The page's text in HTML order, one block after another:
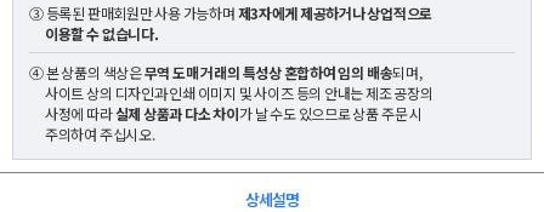
③ 등록된 판매회원만 사용 가능하며제3자에게 제공하거나 상업적으로
이용할 수 없습니다.
④ 본 상품의 색상은무역 도매 거래의 특성상 혼합하여 임의 배송되며,
사이트 상의 디자인과 인쇄 이미지 및 사이즈 등의 안내는 제조 공장의
사정에 따라실제 상품과 다소 차이가 날 수도 있으므로 상품 주문 시
주의하여 주십시오.
상세설명